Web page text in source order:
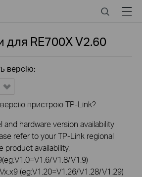
SearchMenu
для RE700XV2.60
версію:
пристрою TP-Link?
and hardware version availability
refer to your TP-Link regional
product availability.
V1.8/V1.9)
(eg:V1.20=V1.26/V1.28/V1.29)